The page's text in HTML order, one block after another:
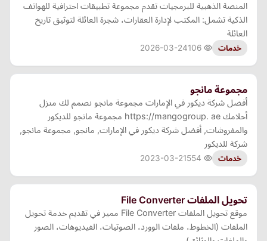
المنصة الذهبية للبرمجيات تقدم مجموعة تطبيقات احترافية للهواتف
الذكية تشمل: المكتب لإدارة العقارات، شجرة العائلة لتوثيق تاريخ
العائلة
خدمات 2026-03-24
مجموعة مانجو
أفضل شركة ديكور في الإمارات مجموعة مانجو نصمم لك منزل
أحلامك https://mangogroup. ae مجموعة مانجو للديكور
والمفروشات, أفضل شركة ديكور في الإمارات, مانجو, مجموعة مانجو,
شركة للديكور
خدمات 2023-03-21
تحويل الملفات File Converter
موقع تحويل الملفات File Converter مميز في تقديم خدمة تحويل
الملفات (الخطوط، ملفات الوورد، الصوتيات، الفيديوهات، الصور